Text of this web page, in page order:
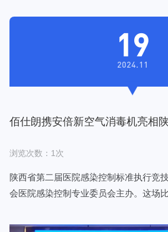
19
2024.11
佰仕朗携安倍新空气消毒机亮相
浏览次数：1次
陕西省第二届医院感染控制标准执行竞
会医院感染控制专业委员会主办。这场
平，规范诊疗操作行为，保障医疗质量